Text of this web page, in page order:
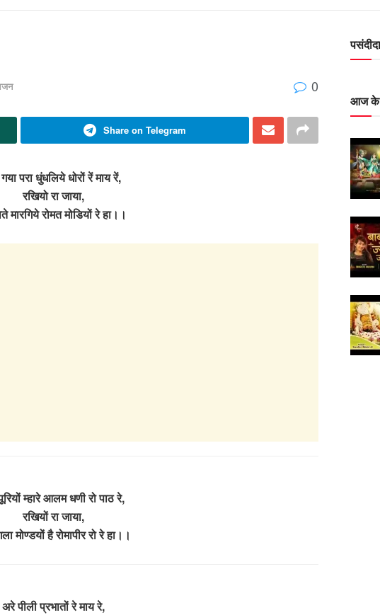
0
Share on Telegram
परा धुंधलिये धोरों रें माय रें,
रखियो रा जाया,
मारगिये रोमत मोडियों रे हा।।
म्हारे आलम धणी रो पाठ रे,
रखियों रा जाया,
मोण्डयों है रोमापीर रो रे हा।।
अरे पीली प्रभातों रे माय रे,
आज के